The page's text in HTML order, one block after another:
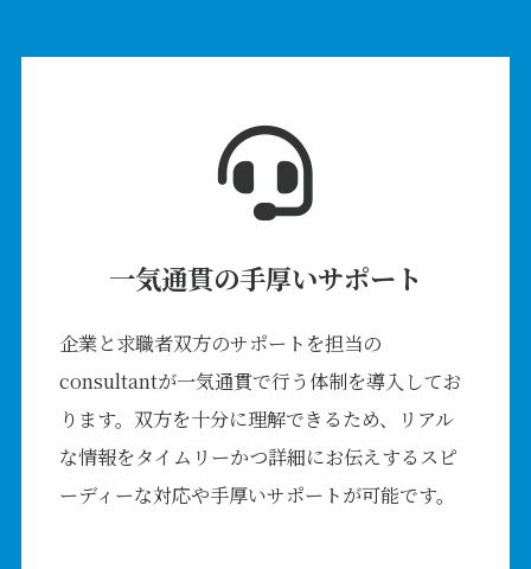
一気通貫の手厚いサポート
企業と求職者双方のサポートを担当の
consultantが一気通貫で行う体制を導入してお
ります。双方を十分に理解できるため、リアル
な情報をタイムリーかつ詳細にお伝えするスピ
ーディーな対応や手厚いサポートが可能です。